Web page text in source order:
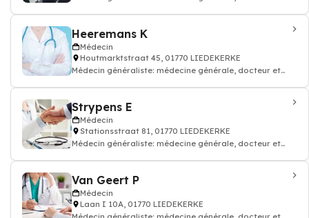
Heeremans K
Médecin
Houtmarktstraat 45, 01770 LIEDEKERKE
Médecin généraliste: médecine générale, docteur et
Strypens E
Médecin
Stationsstraat 81, 01770 LIEDEKERKE
Médecin généraliste: médecine générale, docteur et
Van Geert P
Médecin
Laan I 10A, 01770 LIEDEKERKE